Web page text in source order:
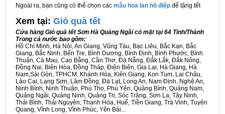
Ngoài ra, bạn cũng có thể chọn các mẫu hoa lan hồ điệp để tặng tết
Xem tại: Giỏ quà tết
Cửa hàng Giỏ quà tết Sơn Hà Quảng Ngãi có mặt tại 64 Tỉnh/Thành
Trong cả nước bao gồm:
Hồ Chí Minh, Hà Nội, An Giang, Vũng Tàu, Bạc Liêu, Bắc Kạn, Bắc
Giang, Bắc Ninh, Bến Tre, Bình Dương, Bình Định, Bình Phước, Bình
Thuận, Cà Mau, Cao Bằng, Cần Thơ, Đà Nẵng, Đắk Lắk, Đắk Nông,
Đồng Nai, Biên Hòa, Đồng Tháp, Điện Biên, Gia Lai, Hà Giang, Hà
Nam,Sài Gòn, TPHCM, Khánh Hòa, Kiên Giang, Kon Tum, Lai Châu,
Lào Cai, Lạng Sơn, Lâm Đồng, Đà Lạt, Long An, Nam Định, Nghệ An,
Ninh Bình, Ninh Thuận, Phú Thọ, Phú Yên, Quảng Bình, Quảng Nam,
Quảng Ngãi, Quảng Ninh, Quảng Trị, Sóc Trăng, Sơn La, Tây Ninh,
Thái Bình, Thái Nguyên, Thanh Hóa, Huế, Tiền Giang, Trà Vinh, Tuyên
Quang, Vĩnh Long, Vĩnh Phúc, Yên Bái...